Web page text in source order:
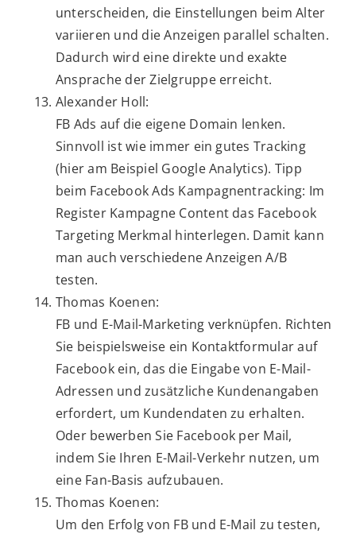
unterscheiden, die Einstellungen beim Alter
variieren und die Anzeigen parallel schalten.
Dadurch wird eine direkte und exakte
Ansprache der Zielgruppe erreicht.
Alexander Holl:
FB Ads auf die eigene Domain lenken.
Sinnvoll ist wie immer ein gutes Tracking
(hier am Beispiel Google Analytics). Tipp
beim Facebook Ads Kampagnentracking: Im
Register Kampagne Content das Facebook
Targeting Merkmal hinterlegen. Damit kann
man auch verschiedene Anzeigen A/B
testen.
Thomas Koenen:
FB und E-Mail-Marketing verknüpfen. Richten
Sie beispielsweise ein Kontaktformular auf
Facebook ein, das die Eingabe von E-Mail-
Adressen und zusätzliche Kundenangaben
erfordert, um Kundendaten zu erhalten.
Oder bewerben Sie Facebook per Mail,
indem Sie Ihren E-Mail-Verkehr nutzen, um
eine Fan-Basis aufzubauen.
Thomas Koenen:
Um den Erfolg von FB und E-Mail zu testen,